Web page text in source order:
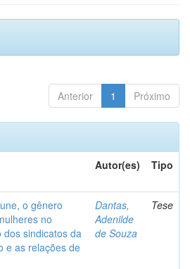
Anterior 1 Próximo
Autor(es) Tipo
o gênero
no
dos sindicatos da
e as relações de
Dantas,
Adenilde
de Souza
Tese